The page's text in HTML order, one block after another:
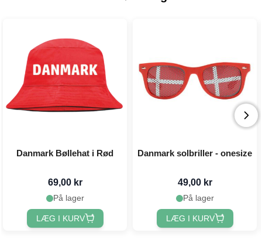
Danmark Bøllehat i Rød
69,00 kr
På lager
LÆG I KURV
Danmark solbriller - onesize
49,00 kr
På lager
LÆG I KURV